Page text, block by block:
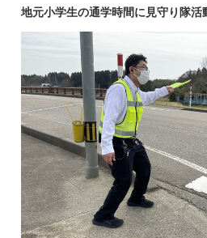
地元小学生の通学時間に見守り隊活